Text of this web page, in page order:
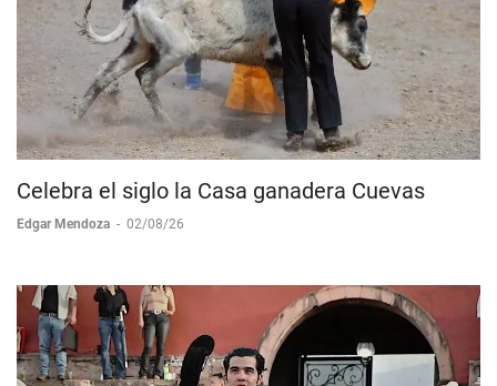
Celebra el siglo la Casa ganadera Cuevas
Edgar Mendoza - 02/08/26